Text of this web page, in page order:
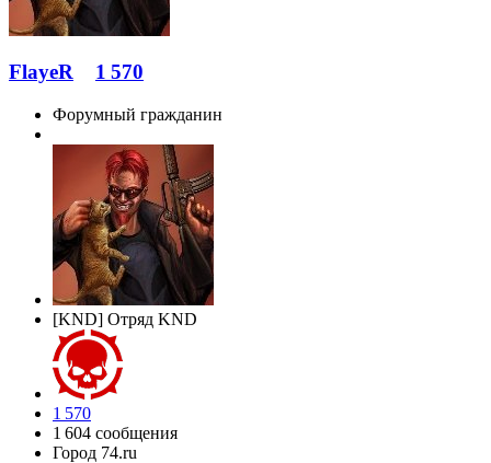
FlayeR 1 570
Форумный гражданин
[KND] Отряд KND
1 570
1 604 сообщения
Город 74.ru